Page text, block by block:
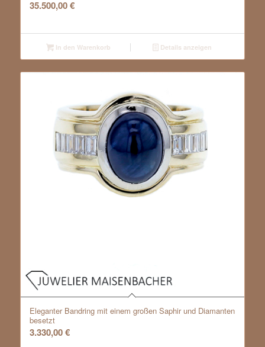
35.500,00€
In den Warenkorb Details anzeigen
Eleganter Bandring mit einem großen Saphir und Diamanten
besetzt
3.330,00€